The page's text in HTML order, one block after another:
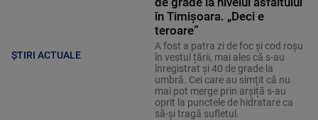
ȘTIRI ACTUALE
în Timișoara. „Deci e
teroare”
A fost a patra zi de foc și cod roșu
în vestul țării, mai ales că s-au
înregistrat și 40 de grade la
umbră. Cei care au simțit că nu
mai pot merge prin arșiță s-au
oprit la punctele de hidratare ca
să-și tragă sufletul.